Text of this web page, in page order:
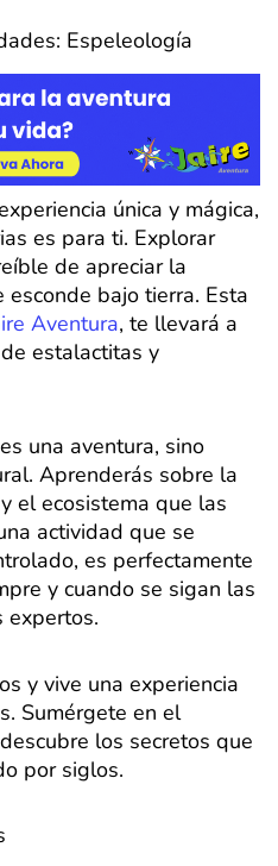
Espeleología
única y mágica,
es para ti. Explorar
de apreciar la
bajo tierra. Esta
Aventura, te llevará a
estalactitas y
una aventura, sino
Aprenderás sobre la
el ecosistema que las
actividad que se
es perfectamente
y cuando se sigan las
expertos.
y vive una experiencia
Sumérgete en el
los secretos que
por siglos.